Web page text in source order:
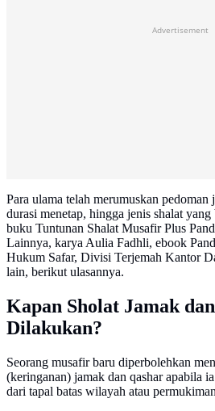
Advertisement
Para ulama telah merumuskan pedoman
durasi menetap, hingga jenis shalat
buku Tuntunan Shalat Musafir Plus
Lainnya, karya Aulia Fadhli, ebook
Hukum Safar, Divisi Terjemah Kantor
lain, berikut ulasannya.
Kapan Sholat Jamak
Dilakukan?
Seorang musafir baru diperbolehkan
(keringanan) jamak dan qashar apabila
dari tapal batas wilayah atau